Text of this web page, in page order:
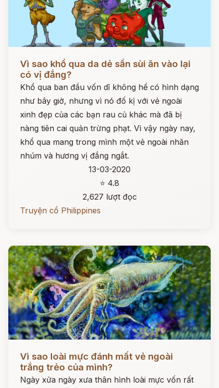
Vì sao khổ qua da dẻ sần sùi ăn vào lại
có vị đắng?
Khổ qua ban đầu vốn dĩ không hề có hình dạng
như bây giờ, nhưng vì nó đố kị với vẻ ngoài
xinh đẹp của các bạn rau củ khác mà đã bị
nàng tiên cai quản trừng phạt. Vì vậy ngày nay,
khổ qua mang trong mình một vẻ ngoài nhăn
nhúm và hương vị đắng ngắt.
13-03-2020
⭐ 4.8
2,627 lượt đọc
Truyện cổ Philippines
Vì sao loài mực đánh mất vẻ ngoài
trắng trẻo của mình?
Ngày xửa ngày xưa thân hình loài mực vốn rất